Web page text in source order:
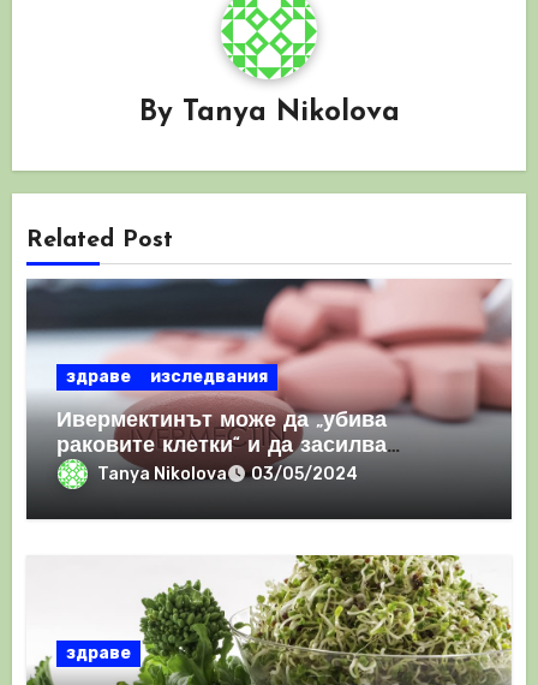
By Tanya Nikolova
Related Post
здраве изследвания
Ивермектинът може да „убива
раковите клетки“ и да засилва
имунния отговор
Tanya Nikolova 03/05/2024
здраве